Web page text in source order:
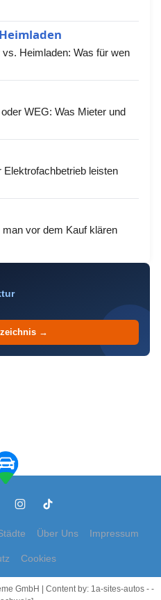
Heimladen: Was für wen
WEG: Was Mieter und
Elektrofachbetrieb leisten
vor dem Kauf klären
→
Über Uns Impressum
Cookies
GmbH | Content by: 1a-sites-autos - -